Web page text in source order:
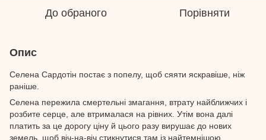
До обраного Порівняти
Опис
Селена Сардотін постає з попелу, щоб сяяти яскравіше, ніж
раніше.
Селена пережила смертельні змагання, втрату найближчих і
розбите серце, але втрималася на рівних. Утім вона далі
платить за це дорогу ціну й цього разу вирушає до нових
земель, щоб віч-на-віч стикнутися там із найтемнішою